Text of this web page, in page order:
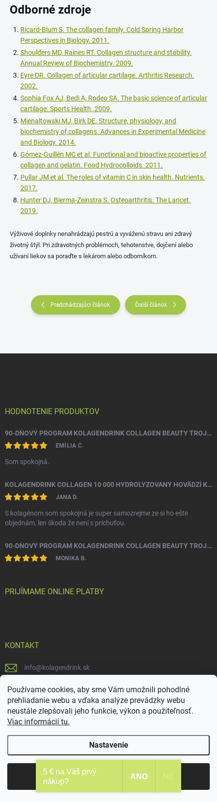
Používame cookies, aby sme Vám umožnili pohodlné
prehliadanie webu a vďaka analýze prevádzky webu
neustále zlepšovali jeho funkcie, výkon a použiteľnosť.
Viac informácií tu.
Nastavenie
Súhlasím
Odborné zdroje
Ricard-Blum S. The collagen family. Cold Spring Harbor
Perspectives in Biology. 2011.
Shoulders MD, Raines RT. Collagen structure and stability.
Annual Review of Biochemistry. 2009.
Eyre DR. Collagen of articular cartilage. Arthritis Research.
2002.
Sophia Fox AJ, Bedi A, Rodeo SA. The basic science of articular
cartilage. Sports Health. 2009.
Mienaltowski MJ, Birk DE. Structure, physiology, and
biochemistry of collagens. Advances in Experimental Medicine
and Biology. 2014.
Gómez-Guillén MC et al. Functional and bioactive properties of
collagen and gelatin. Food Hydrocolloids. 2011.
Pullar JM et al. The roles of vitamin C in skin health. Nutrients.
2017.
Hunter DJ, Bierma-Zeinstra S. Osteoarthritis. The Lancet.
2019.
Výživové doplnky nenahrádzajú pestrú a vyváženú stravu ani zdravý
životný štýl. Pri zdravotných problémoch, tehotenstve, dojčení alebo
užívaní liekov sa poraďte s lekárom alebo odborníkom.
Predchádzajúci článok Ďalší článok
HODNOTENIE PRODUKTOV
90-DŇOVÝ PROGRAM KOLAGENDRINK COLLAGEN BEAUTY TROJZLOŽKOVÝ (TYP 1, 2 & 3) RYBÍ HYDROLYZOVANÝ KOLAGÉN 3 X 330 G
EMÍLIA Č.
Som spokojná.
KOLAGENDRINK COLLAGEN 10 000 HYDROLYZOVANÝ HOVÄDZÍ KOLAGÉN 300 G
JANA D.
S kolagénom som spokojná je super samozrejme ze si ho ešte
objednám, len škoda že není s príchuťou.
90-DŇOVÝ PROGRAM KOLAGENDRINK COLLAGEN BEAUTY TROJZLOŽKOVÝ (TYP 1, 2 & 3) RYBÍ HYDROLYZOVANÝ KOLAGÉN 3 X 330 G
MONIKA B.
PRIJÍMAME ONLINE PLATBY
KONTAKT
info@kolagendrink.sk
+421940610513
https://www.facebook.com/kolagendrink-183607679083667/
kolagendrink/
Obchodné podmienky Ako nakupovať
Doprava a platba
Podmienky ochrany osobných údajov
Súbory cookies
Vernostné zľavy
Predajňa Moja objednávka
5 € na Váš prvý
nákup?
ANO NE